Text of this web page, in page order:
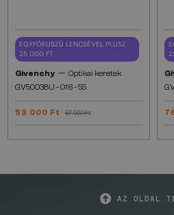
EGYFÓKUSZÚ LENCSÉVEL PLUSZ
25 000 FT
Givenchy — Optikai keretek
GV50038U - 016 - 55
53 000 Ft 67 000 Ft
AZ OLDAL